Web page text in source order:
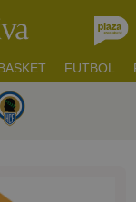
FUTBOL